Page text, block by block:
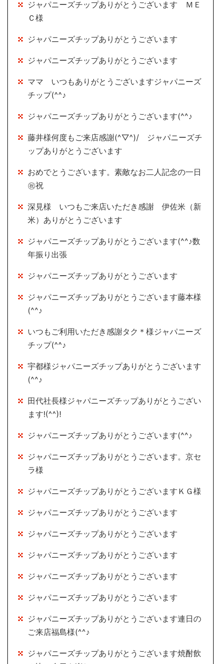
ジャパニーズチップありがとうございます ＭＥ
Ｃ様
ジャパニーズチップありがとうございます
ジャパニーズチップありがとうございます
ママ いつもありがとうございますジャパニーズ
チップ(^^♪
ジャパニーズチップありがとうございます(^^♪
藤井様何度もご来店感謝(^▽^)/ ジャパニーズチ
ップありがとうございます
おめでとうございます。素敵なお二人記念の一日
㊗祝
深見様 いつもご来店いただき感謝 伊佐米（新
米）ありがとうございます
ジャパニーズチップありがとうございます(^^♪数
年振り出張
ジャパニーズチップありがとうございます
ジャパニーズチップありがとうございます藤本様
(^^♪
いつもご利用いただき感謝タク＊様ジャパニーズ
チップ(^^♪
宇都様ジャパニーズチップありがとうございます
(^^♪
田代社長様ジャパニーズチップありがとうござい
ます!(^^)!
ジャパニーズチップありがとうございます(^^♪
ジャパニーズチップありがとうございます。京セ
ラ様
ジャパニーズチップありがとうございますＫＧ様
ジャパニーズチップありがとうございます
ジャパニーズチップありがとうございます
ジャパニーズチップありがとうございます
ジャパニーズチップありがとうございます
ジャパニーズチップありがとうございます
ジャパニーズチップありがとうございます連日の
ご来店福島様(^^♪
ジャパニーズチップありがとうございます焼酎飲